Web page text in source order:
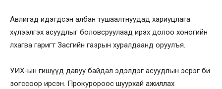
Авлигад идэгдсэн албан тушаалтнуудад хариуцлага
хүлээлгэх асуудлыг боловсруулаад ирэх долоо хоногийн
лхагва гаригт Засгийн газрын хуралдаанд оруулъя.
УИХ-ын гишүүд давуу байдал эдэлдэг асуудлын эсрэг би
зогссоор ирсэн. Прокуророос шуурхай ажиллах